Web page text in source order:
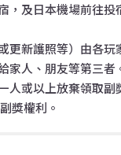
，及日本機場前往
更新護照等）由各玩
家人、朋友等第三者
人或以上放棄領取
獎權利。